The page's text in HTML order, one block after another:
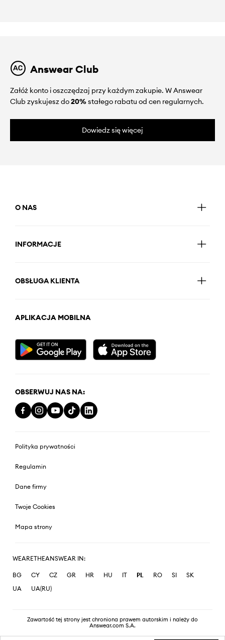
Answear Club
Załóż konto i oszczędzaj przy każdym zakupie. W Answear
Club zyskujesz do20%stałego rabatu od cen regularnych.
Dowiedz się więcej
O NAS
INFORMACJE
OBSŁUGA KLIENTA
APLIKACJA MOBILNA
OBSERWUJ NAS NA:
Polityka prywatności
Regulamin
Dane firmy
Twoje Cookies
Mapa strony
WEARETHEANSWEAR IN:
BG CY CZ GR HR HU IT PL RO SI
SK
UA
UA(RU)
Zawartość tej strony jest chroniona prawem autorskim i należy do
Answear.com S.A.